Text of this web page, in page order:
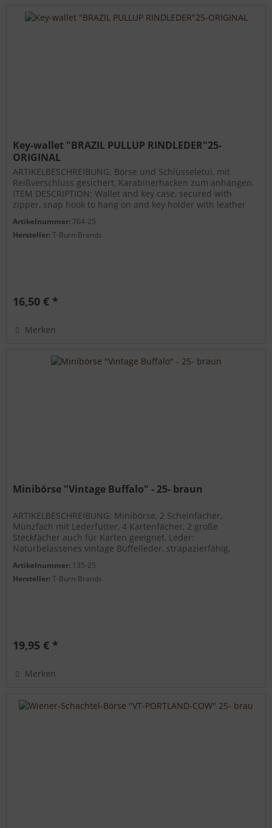
Key-wallet "BRAZIL PULLUP RINDLEDER"25-
ORIGINAL
ARTIKELBESCHREIBUNG: Börse und Schlüsseletui, mit
Reißverschluss gesichert, Karabinerhacken zum anhängen.
ITEM DESCRIPTION: Wallet and key case, secured with
zipper, snap hook to hang on and key holder with leather
Artikelnummer: 764-25
Hersteller:T-Burn-Brands
16,50 € *
Merken
Minibörse "Vintage Buffalo" - 25- braun
ARTIKELBESCHREIBUNG: Minibörse, 2 Scheinfächer,
Münzfach mit Lederfutter, 4 Kartenfächer, 2 große
Steckfächer auch für Karten geeignet, Leder:
Naturbelassenes vintage Büffelleder, strapazierfähig,
Artikelnummer: 135-25
Hersteller:T-Burn-Brands
19,95 € *
Merken